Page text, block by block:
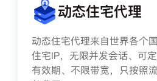
动态住宅代理
动态住宅代理来自世界各个
住宅IP，无限并发会话、可
有效期、不限带宽，只按照